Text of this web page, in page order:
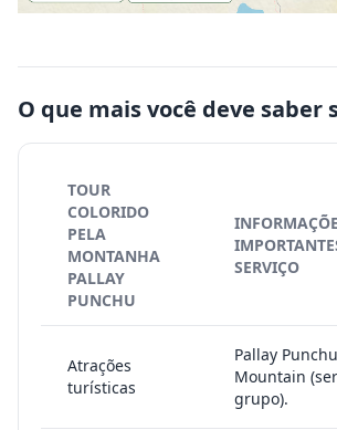
O que mais você deve saber
TOUR
COLORIDO
PELA
MONTANHA
PALLAY
PUNCHU
SERVIÇO
Atrações
turísticas
Pallay
Mountain
grupo).